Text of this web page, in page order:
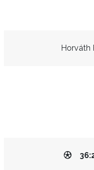
Horváth